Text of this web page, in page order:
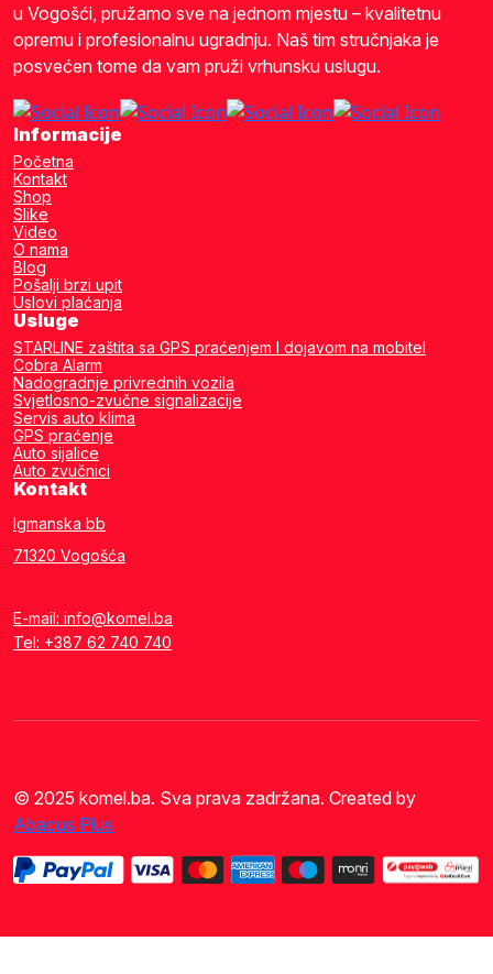
u Vogošći, pružamo sve na jednom mjestu – kvalitetnu
opremu i profesionalnu ugradnju. Naš tim stručnjaka je
posvećen tome da vam pruži vrhunsku uslugu.
Informacije
Početna
Kontakt
Shop
Slike
Video
O nama
Blog
Pošalji brzi upit
Uslovi plaćanja
Usluge
STARLINE zaštita sa GPS praćenjem I dojavom na mobitel
Cobra Alarm
Nadogradnje privrednih vozila
Svjetlosno-zvučne signalizacije
Servis auto klima
GPS praćenje
Auto sijalice
Auto zvučnici
Kontakt
Igmanska bb
71320 Vogošća
E-mail: info@komel.ba
Tel: +387 62 740 740
© 2025 komel.ba. Sva prava zadržana. Created by
Abacus Plus